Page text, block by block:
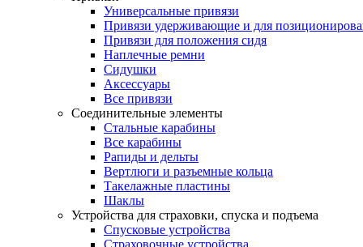
Универсальные привязи
Привязи удерживающие и для
Привязи для положения сидя
Наплечные ремни
Сидушки
Аксессуары
Все привязи
Соединительные элементы
Стальные карабины
Все карабины
Рапиды и дельты
Вертлюги и разъемные кольца
Такелажные пластины
Шаклы
Устройства для страховки, спуска и подъема
Спусковые устройства
Страховочные устройства